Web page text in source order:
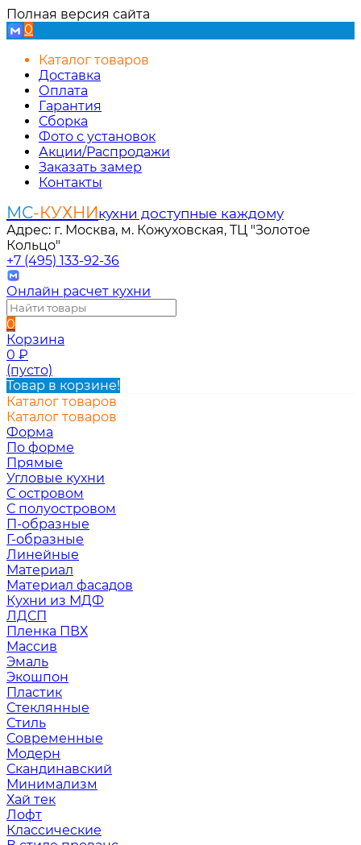
Полная версия сайта
0
Каталог товаров
Доставка
Оплата
Гарантия
Сборка
Фото с установок
Акции/Распродажи
Заказать замер
Контакты
МС-КУХНИкухни доступные каждому
Адрес: г. Москва, м. Кожуховская, ТЦ "Золотое
Кольцо"
+7 (495) 133-92-36
Онлайн расчет кухни
0
Корзина
0 ₽
(пусто)
Товар в корзине!
Каталог товаров
Каталог товаров
Форма
По форме
Прямые
Угловые кухни
С островом
С полуостровом
П-образные
Г-образные
Линейные
Материал
Материал фасадов
Кухни из МДФ
ЛДСП
Пленка ПВХ
Массив
Эмаль
Экошпон
Пластик
Стеклянные
Стиль
Современные
Модерн
Скандинавский
Минимализм
Хай тек
Лофт
Классические